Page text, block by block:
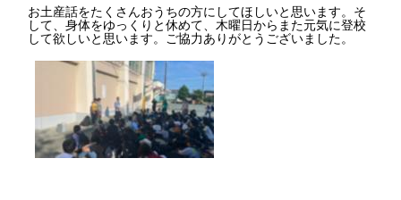
お土産話をたくさんおうちの方にしてほしいと思います。そ
して、身体をゆっくりと休めて、木曜日からまた元気に登校
して欲しいと思います。ご協力ありがとうございました。